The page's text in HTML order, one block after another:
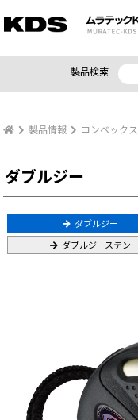
製品検索
製品情報 コンベックス
ダブルジー
ダブルジー
ダブルジーステン